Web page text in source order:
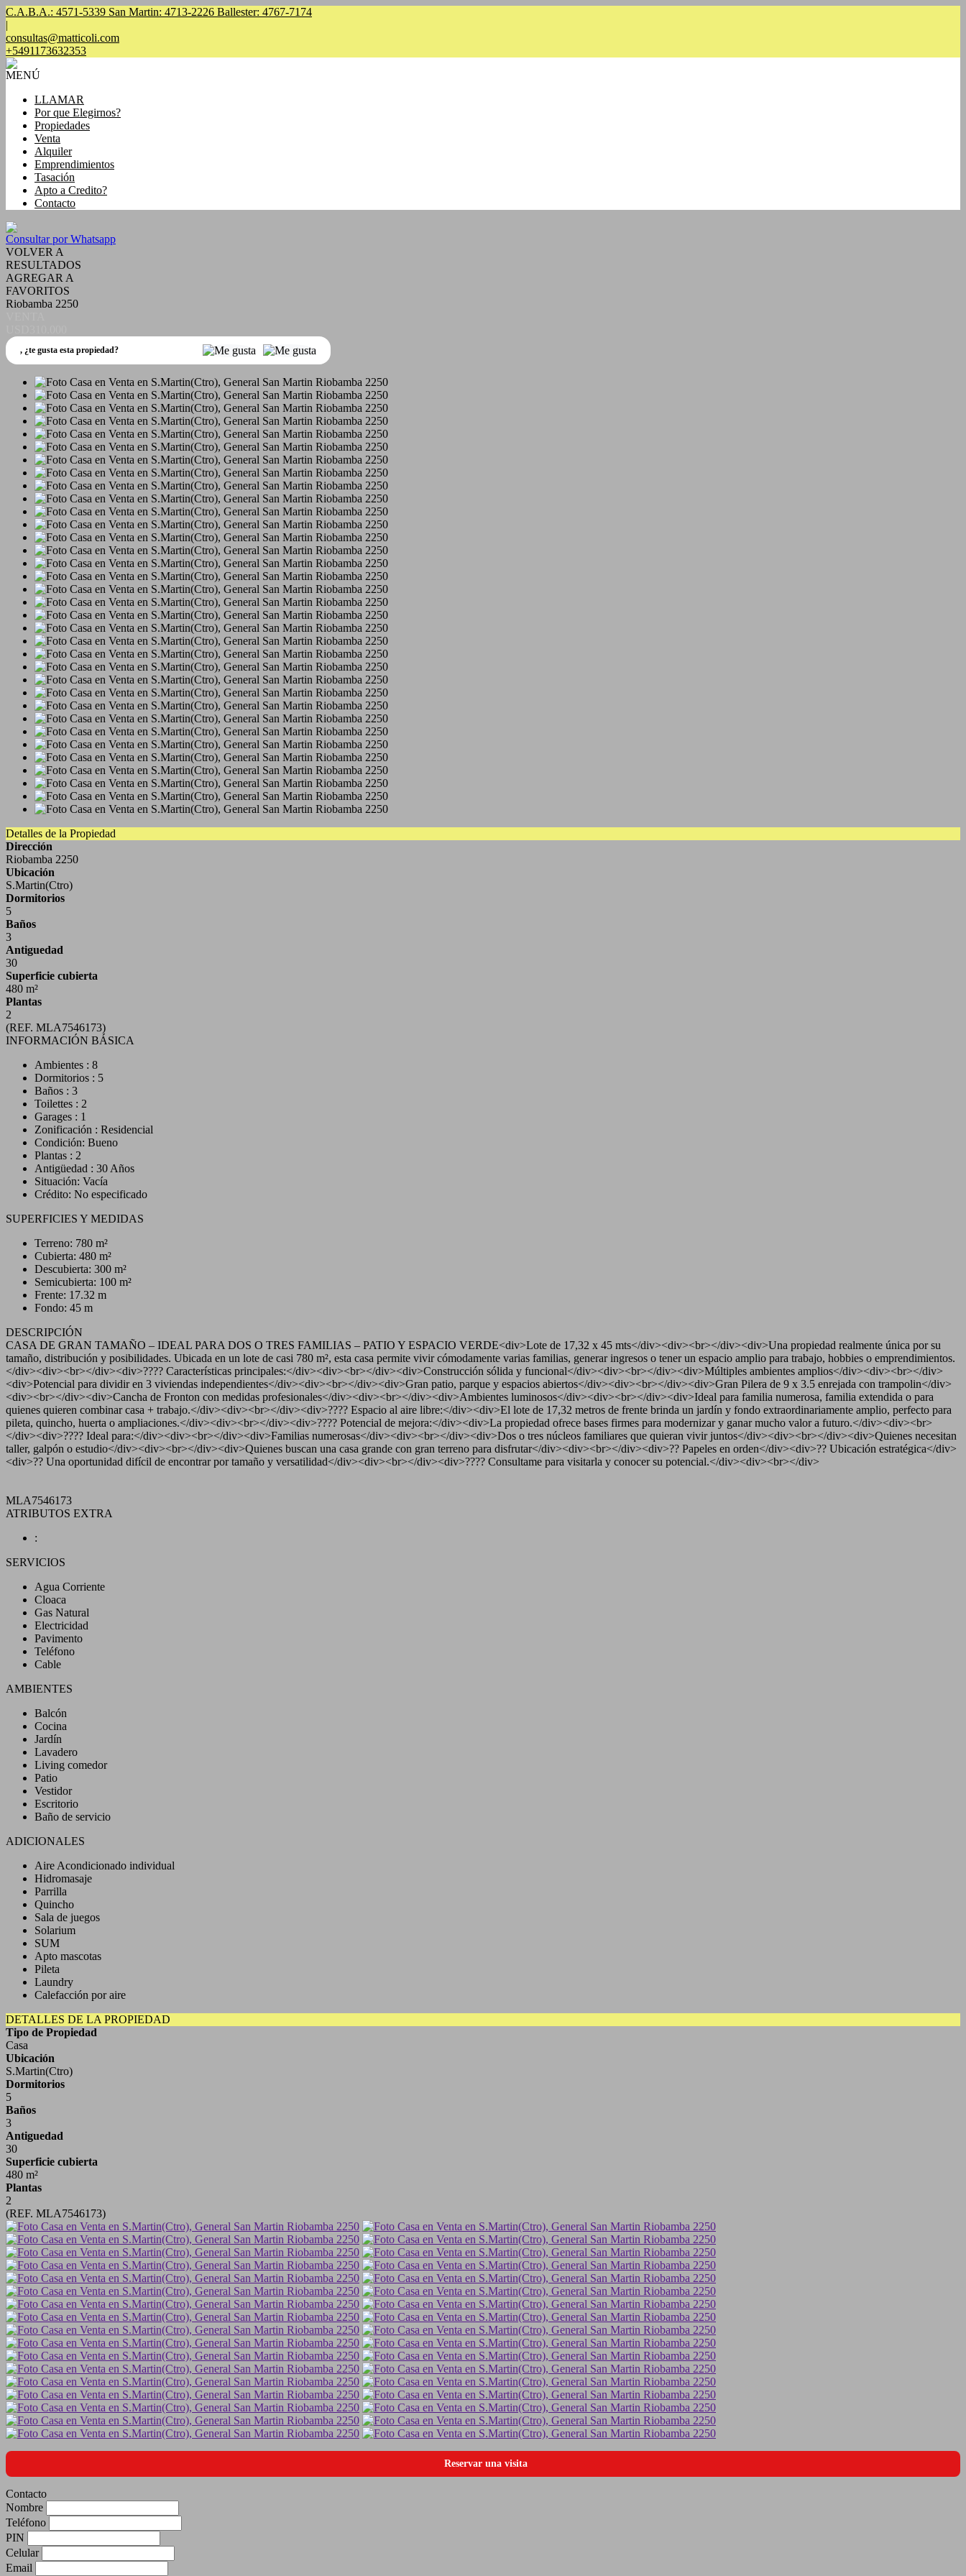
C.A.B.A.: 4571-5339 San Martin: 4713-2226 Ballester: 4767-7174
|
consultas@matticoli.com
+5491173632353
MENÚ
LLAMAR
Por que Elegirnos?
Propiedades
Venta
Alquiler
Emprendimientos
Tasación
Apto a Credito?
Contacto
Consultar por Whatsapp
VOLVER A
RESULTADOS
AGREGAR A
FAVORITOS
Riobamba 2250
, ¿te gusta esta propiedad?
Detalles de la Propiedad
Dirección
Riobamba 2250
Ubicación
S.Martin(Ctro)
Dormitorios
5
Baños
3
Antiguedad
30
Superficie cubierta
480 m²
Plantas
2
(REF. MLA7546173)
INFORMACIÓN BÁSICA
Ambientes : 8
Dormitorios : 5
Baños : 3
Toilettes : 2
Garages : 1
Zonificación : Residencial
Condición: Bueno
Plantas : 2
Antigüedad : 30 Años
Situación: Vacía
Crédito: No especificado
SUPERFICIES Y MEDIDAS
Terreno: 780 m²
Cubierta: 480 m²
Descubierta: 300 m²
Semicubierta: 100 m²
Frente: 17.32 m
Fondo: 45 m
DESCRIPCIÓN
CASA DE GRAN TAMAÑO – IDEAL PARA DOS O TRES FAMILIAS – PATIO Y ESPACIO VERDE<div>Lote de 17,32 x 45 mts</div><div><br></div><div>Una propiedad realmente única por su
tamaño, distribución y posibilidades. Ubicada en un lote de casi 780 m², esta casa permite vivir cómodamente varias familias, generar ingresos o tener un espacio amplio para trabajo, hobbies o emprendimientos.
</div><div><br></div><div>???? Características principales:</div><div><br></div><div>Construcción sólida y funcional</div><div><br></div><div>Múltiples ambientes amplios</div><div><br></div>
<div>Potencial para dividir en 3 viviendas independientes</div><div><br></div><div>Gran patio, parque y espacios abiertos</div><div><br></div><div>Gran Pilera de 9 x 3.5 enrejada con trampolin</div>
<div><br></div><div>Cancha de Fronton con medidas profesionales</div><div><br></div><div>Ambientes luminosos</div><div><br></div><div>Ideal para familia numerosa, familia extendida o para
quienes quieren combinar casa + trabajo.</div><div><br></div><div>???? Espacio al aire libre:</div><div>El lote de 17,32 metros de frente brinda un jardín y fondo extraordinariamente amplio, perfecto para
pileta, quincho, huerta o ampliaciones.</div><div><br></div><div>???? Potencial de mejora:</div><div>La propiedad ofrece bases firmes para modernizar y ganar mucho valor a futuro.</div><div><br>
</div><div>???? Ideal para:</div><div><br></div><div>Familias numerosas</div><div><br></div><div>Dos o tres núcleos familiares que quieran vivir juntos</div><div><br></div><div>Quienes necesitan
taller, galpón o estudio</div><div><br></div><div>Quienes buscan una casa grande con gran terreno para disfrutar</div><div><br></div><div>?? Papeles en orden</div><div>?? Ubicación estratégica</div>
<div>?? Una oportunidad difícil de encontrar por tamaño y versatilidad</div><div><br></div><div>???? Consultame para visitarla y conocer su potencial.</div><div><br></div>
MLA7546173
ATRIBUTOS EXTRA
:
SERVICIOS
Agua Corriente
Cloaca
Gas Natural
Electricidad
Pavimento
Teléfono
Cable
AMBIENTES
Balcón
Cocina
Jardín
Lavadero
Living comedor
Patio
Vestidor
Escritorio
Baño de servicio
ADICIONALES
Aire Acondicionado individual
Hidromasaje
Parrilla
Quincho
Sala de juegos
Solarium
SUM
Apto mascotas
Pileta
Laundry
Calefacción por aire
DETALLES DE LA PROPIEDAD
Tipo de Propiedad
Casa
Ubicación
S.Martin(Ctro)
Dormitorios
5
Baños
3
Antiguedad
30
Superficie cubierta
480 m²
Plantas
2
(REF. MLA7546173)
Reservar una visita
Contacto
Nombre
Teléfono
PIN
Celular
Email